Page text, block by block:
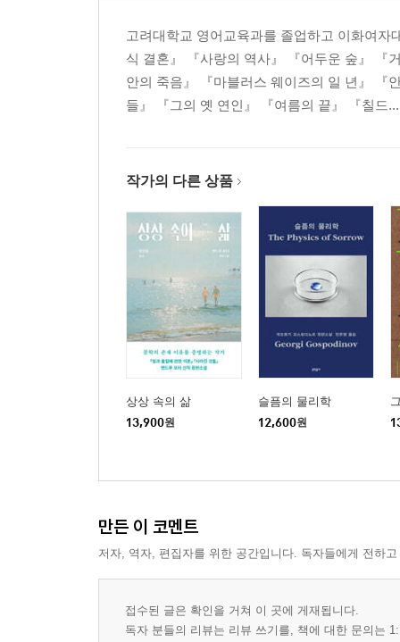
고려대학교 영어교육과를 졸업하고 이화여
식 결혼』 『사랑의 역사』 『어두운 숲』 『
안의 죽음』 『마블러스 웨이즈의 일 년』 『
들』 『그의 옛 연인』 『여름의 끝』 『칠드...
작가의 다른 상품
상상 속의 삶
13,900원
슬픔의 물리학
12,600원
만든 이 코멘트
저자, 역자, 편집자를 위한 공간입니다. 독자들에게 전하
접수된 글은 확인을 거쳐 이 곳에 게재됩니다.
독자 분들의 리뷰는 리뷰 쓰기를, 책에 대한 문의는